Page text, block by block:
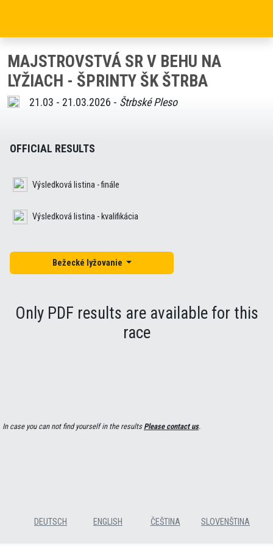
MAJSTROVSTVÁ SR V BEHU NA
LYŽIACH - ŠPRINTY ŠK ŠTRBA
21.03 - 21.03.2026 - Štrbské Pleso
OFFICIAL RESULTS
Výsledková listina - finále
Výsledková listina - kvalifikácia
Bežecké lyžovanie
Only PDF results are available for this
race
In case you can not find yourself in the results Please contact us.
DEUTSCH ENGLISH ČEŠTINA SLOVENŠTINA